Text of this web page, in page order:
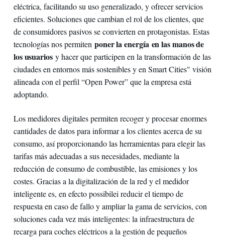
eléctrica, facilitando su uso generalizado, y ofrecer servicios
eficientes. Soluciones que cambian el rol de los clientes, que
de consumidores pasivos se convierten en protagonistas. Estas
tecnologías nos permiten poner la energía en las manos de
los usuariosy hacer que participen en la transformación de las
ciudades en entornos más sostenibles y en Smart Cities" visión
alineada con el perfil “Open Power” que la empresa está
adoptando.
Los medidores digitales permiten recoger y procesar enormes
cantidades de datos para informar a los clientes acerca de su
consumo, así proporcionando las herramientas para elegir las
tarifas más adecuadas a sus necesidades, mediante la
reducción de consumo de combustible, las emisiones y los
costes. Gracias a la digitalización de la red y el medidor
inteligente es, en efecto possibilei reducir el tiempo de
respuesta en caso de fallo y ampliar la gama de servicios, con
soluciones cada vez más inteligentes: la infraestructura de
recarga para coches eléctricos a la gestión de pequeños